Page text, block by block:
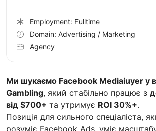
Ми шукаємо Facebook Mediaіuyer у
Gambling, який стабільно працює з
від $700+ та утримує ROI 30%+.
Позиція для сильного спеціаліста,
Employment: Fulltime
Domain: Advertising / Marketing
Agency